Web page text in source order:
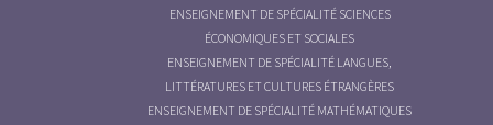
ENSEIGNEMENT DE SPÉCIALITÉ SCIENCES
ÉCONOMIQUES ET SOCIALES
ENSEIGNEMENT DE SPÉCIALITÉ LANGUES,
LITTÉRATURES ET CULTURES ÉTRANGÈRES
ENSEIGNEMENT DE SPÉCIALITÉ MATHÉMATIQUES